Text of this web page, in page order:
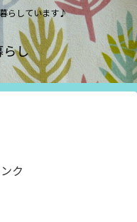
らしています♪
し
ク